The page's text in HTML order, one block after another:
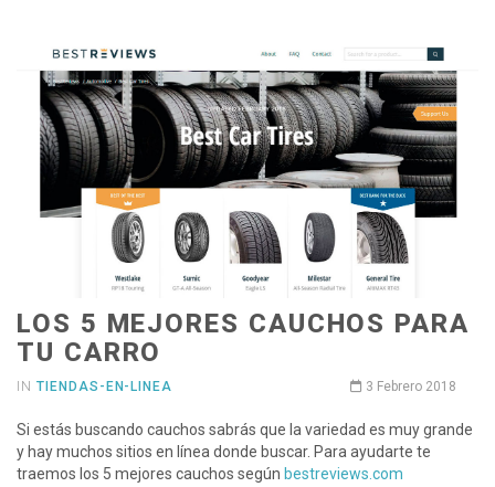
LOS 5 MEJORES CAUCHOS PARA
TU CARRO
IN TIENDAS-EN-LINEA 3 Febrero 2018
Si estás buscando cauchos sabrás que la variedad es muy grande
y hay muchos sitios en línea donde buscar. Para ayudarte te
traemos los 5 mejores cauchos según bestreviews.com